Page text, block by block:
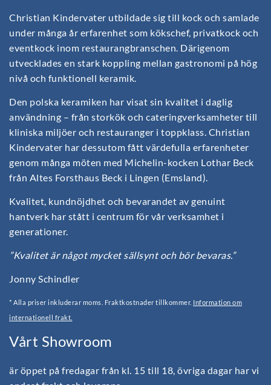
Christian Kindervater utbildade sig till kock och samlade
under många år erfarenhet som kökschef, privatkock och
eventkock inom restaurangbranschen. Därigenom
utvecklades en stark koppling mellan gastronomi på hög
nivå och funktionell keramik.
Den polska keramiken har visat sin kvalitet i daglig
användning – från storkök och cateringverksamheter till
kliniska miljöer och restauranger i toppklass. Christian
Kindervater har dessutom fått värdefulla erfarenheter
genom många möten med Michelin-kocken Lothar Beck
från Altes Forsthaus Beck i Lingen (Emsland).
Kvalitet, kundnöjdhet och bevarandet av genuint
hantverk har stått i centrum för vår verksamhet i
generationer.
”Kvalitet är något mycket sällsynt och bör bevaras.”
Jonny Schindler
* Alla priser inkluderar moms. Fraktkostnader tillkommer. Information om
internationell frakt.
Vårt Showroom
är öppet på fredagar från kl. 15 till 18, övriga dagar har vi